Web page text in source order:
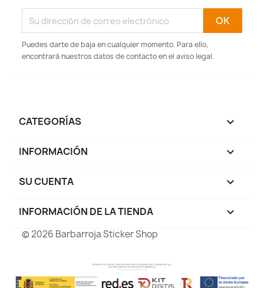
Puedes darte de baja en cualquier momento. Para ello,
encontrará nuestros datos de contacto en el aviso legal.
CATEGORÍAS 
INFORMACIÓN 
SU CUENTA 
INFORMACIÓN DE LA TIENDA keyboard_arrow_down
© 2026 Barbarroja Sticker Shop